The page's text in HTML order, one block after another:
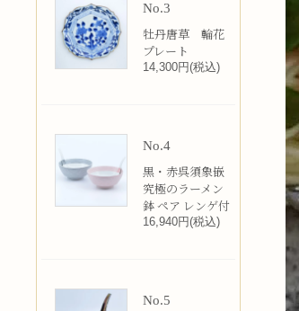
No.3
牡丹唐草 輪花
プレート
14,300円(税込)
No.4
黒・赤呉須象嵌
究極のラーメン
鉢 ペア レンゲ付
16,940円(税込)
No.5